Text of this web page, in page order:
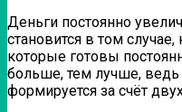
Деньги постоянно
становится в том
которые готовы
больше, тем лучше, ведь
формируется за счёт